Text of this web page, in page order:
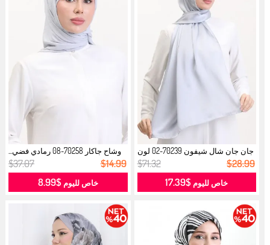
جان جان شال شيفون 70239-02 لون
رماد...
$71.32 $28.99
خاص لليوم $17.39
وشاح جاكار 70258-08 رمادي فضي...
$37.07 $14.99
خاص لليوم$8.99